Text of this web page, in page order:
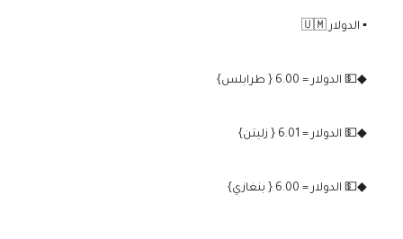
▪️ الدولار 🇺🇲
◆💵 الدولار = 6.00 { طرابلس}
◆💵 الدولار = 6.01 { زليتن}
◆💵 الدولار = 6.00 { بنغازي}